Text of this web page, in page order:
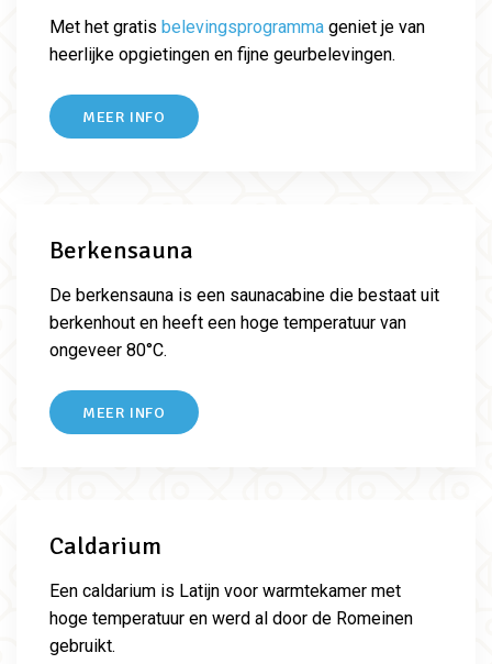
Met het gratis belevingsprogramma geniet je van
heerlijke opgietingen en fijne geurbelevingen.
MEER INFO
Berkensauna
De berkensauna is een saunacabine die bestaat uit
berkenhout en heeft een hoge temperatuur van
ongeveer 80°C.
MEER INFO
Caldarium
Een caldarium is Latijn voor warmtekamer met
hoge temperatuur en werd al door de Romeinen
gebruikt.